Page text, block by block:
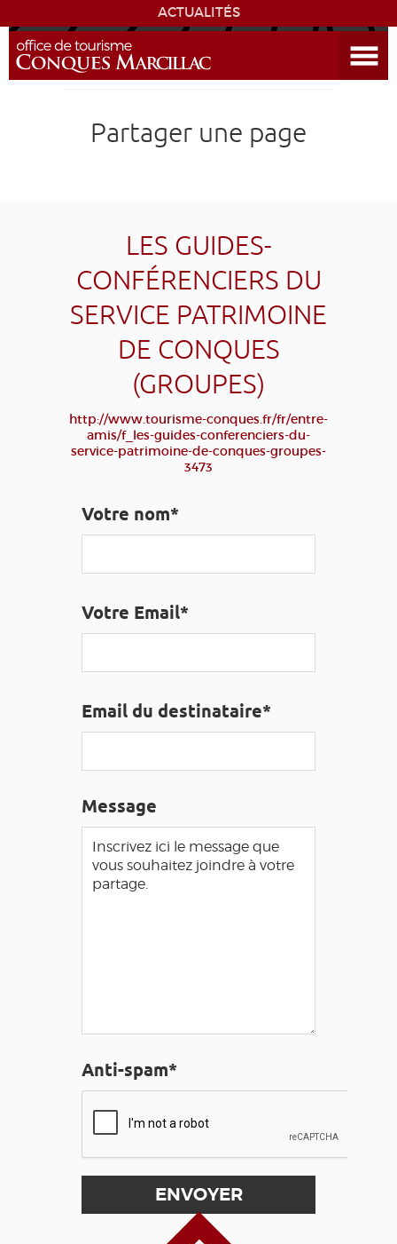
ACTUALITÉS
ENVIEDE...
DÉCOUVRIR LA DESTINATION
AGENDA
EDUCATIF GR 65 GROUPES PRESSE
FR
Partager une page
LES GUIDES-
CONFÉRENCIERS DU
SERVICE PATRIMOINE
DE CONQUES
(GROUPES)
http://www.tourisme-conques.fr/fr/entre-
amis/f_les-guides-conferenciers-du-
service-patrimoine-de-conques-groupes-
3473
Votre nom*
Votre Email*
Email du destinataire*
Message
Anti-spam*